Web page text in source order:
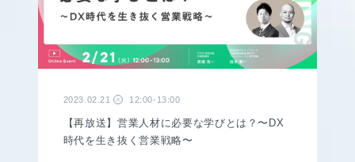
2023.02.21 火 12:00-13:00
【再放送】営業人材に必要な学びとは？〜DX
時代を生き抜く営業戦略〜